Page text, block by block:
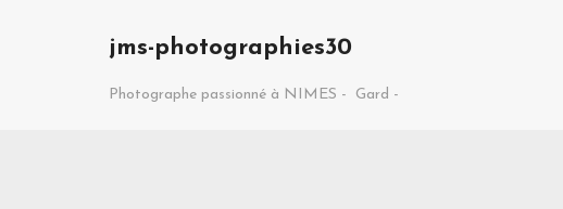
jms-photographies30
Photographe passionné à NIMES - Gard -